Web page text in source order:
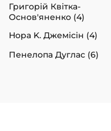
Григорій Квітка-
Основ'яненко (4)
Нора K. Джемісін (4)
Пенелопа Дуглас (6)